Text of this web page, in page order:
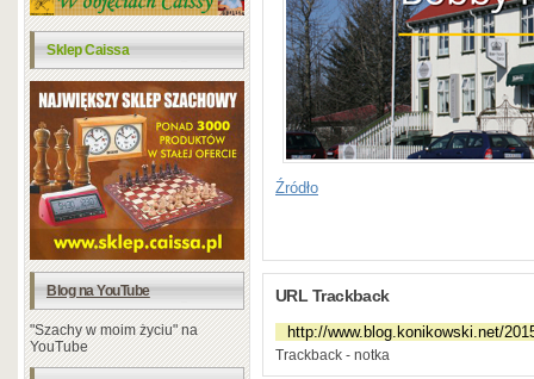
Sklep Caissa
Blog na YouTube
"Szachy w moim życiu" na
YouTube
Źródło
URL Trackback
Trackback - notka